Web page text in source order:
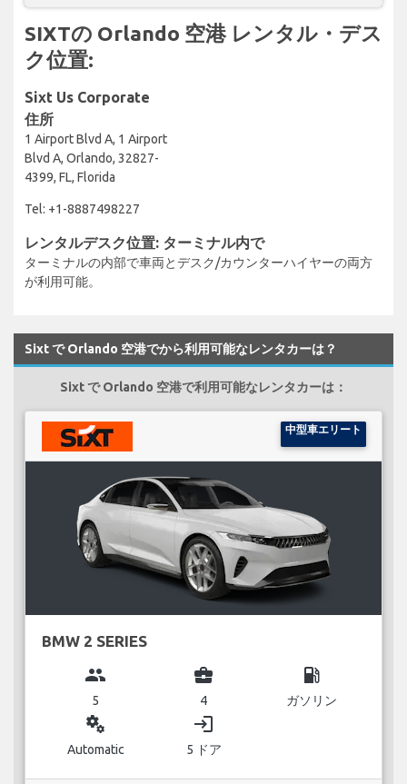
SIXTの Orlando 空港 レンタル・デス
ク位置:
Sixt Us Corporate
住所
1 Airport Blvd A, 1 Airport
Blvd A, Orlando, 32827-
4399, FL, Florida
Tel: +1-8887498227
レンタルデスク位置: ターミナル内で
ターミナルの内部で車両とデスク/カウンターハイヤーの両方
が利用可能。
Sixt で Orlando 空港でから利用可能なレンタカーは？
Sixt で Orlando 空港で利用可能なレンタカーは：
中型車エリート
BMW 2 SERIES
group
5
business_center
4
local_gas_station
ガソリン
miscellaneous_services
Automatic
login
5 ドア